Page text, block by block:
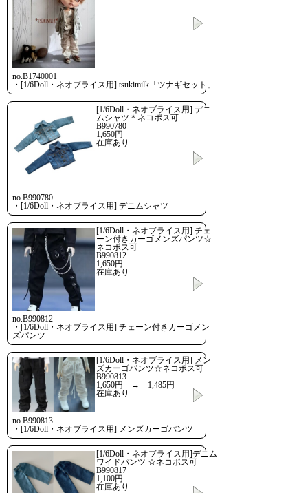
no.B1740001
・[1/6Doll・ネオブライス用] tsukimilk「ツナギセット」
[1/6Doll・ネオブライス用] デニ
ムシャツ＊ネコポス可
B990780
1,650円
在庫あり
no.B990780
・[1/6Doll・ネオブライス用] デニムシャツ
[1/6Doll・ネオブライス用] チェ
ーン付きカーゴメンズパンツ☆
ネコポス可
B990812
1,650円
在庫あり
no.B990812
・[1/6Doll・ネオブライス用] チェーン付きカーゴメン
ズパンツ
[1/6Doll・ネオブライス用] メン
ズカーゴパンツ☆ネコポス可
B990813
1,650円 → 1,485円
在庫あり
no.B990813
・[1/6Doll・ネオブライス用] メンズカーゴパンツ
[1/6Doll・ネオブライス用]デニム
ワイドパンツ ☆ネコポス可
B990817
1,100円
在庫あり